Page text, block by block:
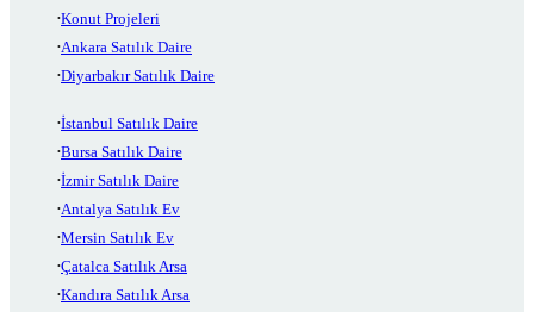
Konut Projeleri
Ankara Satılık Daire
Diyarbakır Satılık Daire
İstanbul Satılık Daire
Bursa Satılık Daire
İzmir Satılık Daire
Antalya Satılık Ev
Mersin Satılık Ev
Çatalca Satılık Arsa
Kandıra Satılık Arsa